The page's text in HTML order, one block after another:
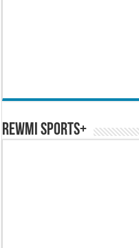
REWMI SPORTS+